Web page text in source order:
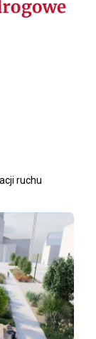
ruchu